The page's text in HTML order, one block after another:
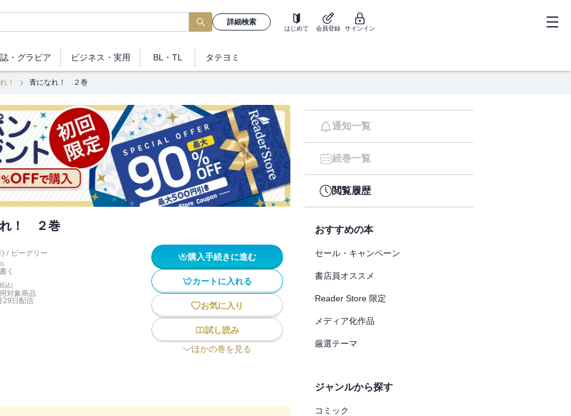
詳細検索
はじめて 会員登録 サインイン
・ グラビア ビジネス ・実用 BL・TL タテヨミ
！ 青になれ！ ２巻
！ ２巻
) / ビーグリー
)
く
込)
対象商品
29日 配信
購入手続きに進む
カートに入れる
お気に入り
試し読み
ほかの巻を見る
通知一覧
続巻一覧
閲覧履歴
おすすめの本
セール・キャンペーン
書店員オススメ
Reader Store 限定
メディア化作品
厳選テーマ
ジャンルから探す
コミック